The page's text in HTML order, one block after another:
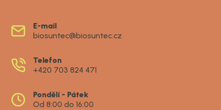
E-mail
biosuntec@biosuntec.cz
Telefon
+420 703 824 471
Pondělí - Pátek
Od 8:00 do 16:00